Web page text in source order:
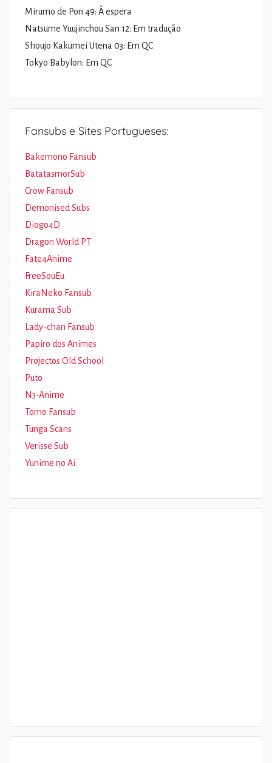
Mirumo de Pon 49: À espera
Natsume Yuujinchou San 12: Em tradução
Shoujo Kakumei Utena 03: Em QC
Tokyo Babylon: Em QC
Fansubs e Sites Portugueses:
Bakemono Fansub
BatatasmorSub
Crow Fansub
Demonised Subs
Diogo4D
Dragon World PT
Fate4Anime
FreeSouEu
KiraNeko Fansub
Kurama Sub
Lady-chan Fansub
Papiro dos Animes
Projectos Old School
Puto
N3-Anime
Tomo Fansub
Tunga Scans
Verisse Sub
Yunime no Ai